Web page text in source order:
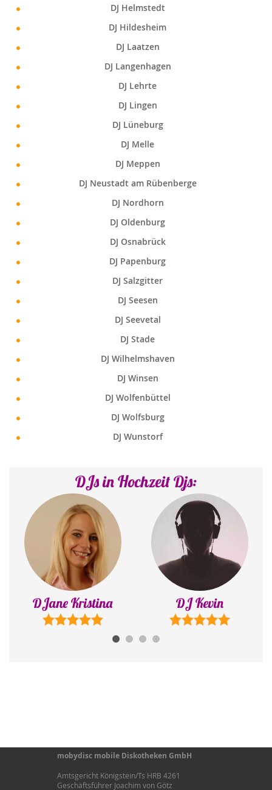
DJ Helmstedt
DJ Hildesheim
DJ Laatzen
DJ Langenhagen
DJ Lehrte
DJ Lingen
DJ Lüneburg
DJ Melle
DJ Meppen
DJ Neustadt am Rübenberge
DJ Nordhorn
DJ Oldenburg
DJ Osnabrück
DJ Papenburg
DJ Salzgitter
DJ Seesen
DJ Seevetal
DJ Stade
DJ Wilhelmshaven
DJ Winsen
DJ Wolfenbüttel
DJ Wolfsburg
DJ Wunstorf
DJs in Hochzeit Djs:
DJ Kevin DJ Emre
mobydisc mobile Diskotheken GmbH
Amtsgericht Königstein/Ts HRB 4261
Geschäftsführer Joachim von Götz